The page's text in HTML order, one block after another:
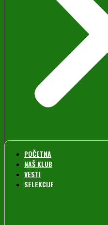
POČETNA
NAŠ KLUB
VESTI
SELEKCIJE